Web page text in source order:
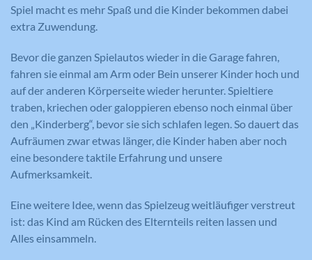
Spiel macht es mehr Spaß und die Kinder bekommen dabei
extra Zuwendung.
Bevor die ganzen Spielautos wieder in die Garage fahren,
fahren sie einmal am Arm oder Bein unserer Kinder hoch und
auf der anderen Körperseite wieder herunter. Spieltiere
traben, kriechen oder galoppieren ebenso noch einmal über
den „Kinderberg“, bevor sie sich schlafen legen. So dauert das
Aufräumen zwar etwas länger, die Kinder haben aber noch
eine besondere taktile Erfahrung und unsere
Aufmerksamkeit.
Eine weitere Idee, wenn das Spielzeug weitläufiger verstreut
ist: das Kind am Rücken des Elternteils reiten lassen und
Alles einsammeln.